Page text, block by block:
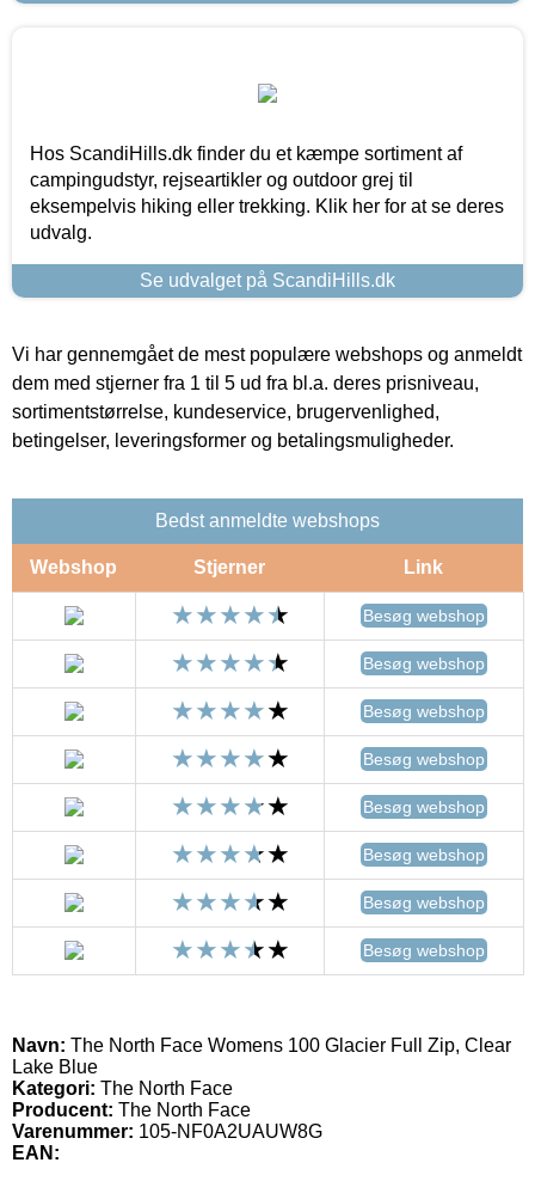
Hos ScandiHills.dk finder du et kæmpe sortiment af
campingudstyr, rejseartikler og outdoor grej til
eksempelvis hiking eller trekking. Klik her for at se deres
udvalg.
Se udvalget på ScandiHills.dk
Vi har gennemgået de mest populære webshops og anmeldt
dem med stjerner fra 1 til 5 ud fra bl.a. deres prisniveau,
sortimentstørrelse, kundeservice, brugervenlighed,
betingelser, leveringsformer og betalingsmuligheder.
Bedst anmeldte webshops
Webshop Stjerner Link
Besøg webshop
Besøg webshop
Besøg webshop
Besøg webshop
Besøg webshop
Besøg webshop
Besøg webshop
Besøg webshop
Navn: The North Face Womens 100 Glacier Full Zip, Clear
Lake Blue
Kategori: The North Face
Producent: The North Face
Varenummer: 105-NF0A2UAUW8G
EAN: